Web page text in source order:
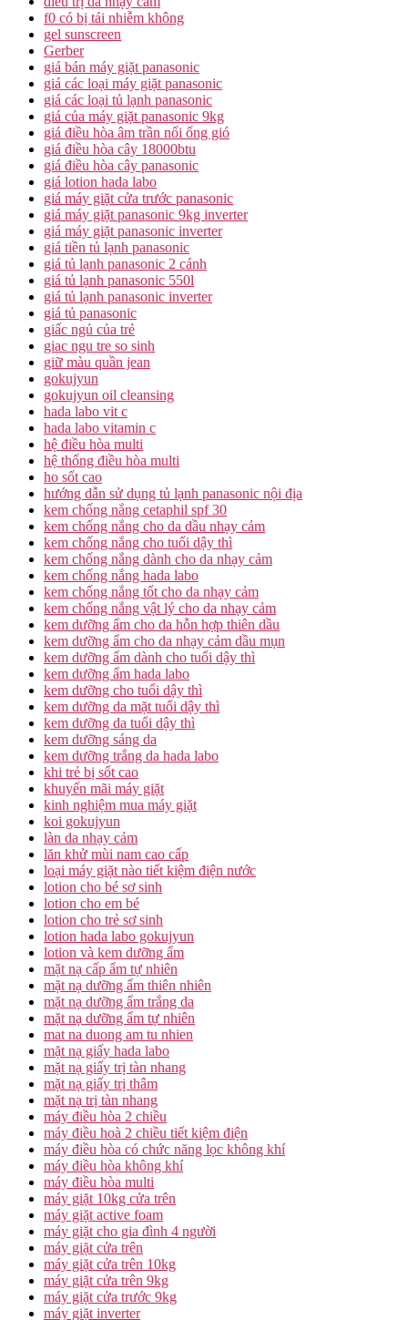
f0 có bị tái nhiễm không
gel sunscreen
Gerber
giá bán máy giặt panasonic
giá các loại máy giặt panasonic
giá các loại tủ lạnh panasonic
giá của máy giặt panasonic 9kg
giá điều hòa âm trần nối ống gió
giá điều hòa cây 18000btu
giá điều hòa cây panasonic
giá lotion hada labo
giá máy giặt cửa trước panasonic
giá máy giặt panasonic 9kg inverter
giá máy giặt panasonic inverter
giá tiền tủ lạnh panasonic
giá tủ lạnh panasonic 2 cánh
giá tủ lạnh panasonic 550l
giá tủ lạnh panasonic inverter
giá tủ panasonic
giấc ngủ của trẻ
giac ngu tre so sinh
giữ màu quần jean
gokujyun
gokujyun oil cleansing
hada labo vit c
hada labo vitamin c
hệ điều hòa multi
hệ thống điều hòa multi
ho sốt cao
hướng dẫn sử dụng tủ lạnh panasonic nội địa
kem chống nắng cetaphil spf 30
kem chống nắng cho da dầu nhạy cảm
kem chống nắng cho tuổi dậy thì
kem chống nắng dành cho da nhạy cảm
kem chống nắng hada labo
kem chống nắng tốt cho da nhạy cảm
kem chống nắng vật lý cho da nhạy cảm
kem dưỡng ẩm cho da hỗn hợp thiên dầu
kem dưỡng ẩm cho da nhạy cảm dầu mụn
kem dưỡng ẩm dành cho tuổi dậy thì
kem dưỡng ẩm hada labo
kem dưỡng cho tuổi dậy thì
kem dưỡng da mặt tuổi dậy thì
kem dưỡng da tuổi dậy thì
kem dưỡng sáng da
kem dưỡng trắng da hada labo
khi trẻ bị sốt cao
khuyến mãi máy giặt
kinh nghiệm mua máy giặt
koi gokujyun
làn da nhạy cảm
lăn khử mùi nam cao cấp
loại máy giặt nào tiết kiệm điện nước
lotion cho bé sơ sinh
lotion cho em bé
lotion cho trẻ sơ sinh
lotion hada labo gokujyun
lotion và kem dưỡng ẩm
mặt nạ cấp ẩm tự nhiên
mặt nạ dưỡng ẩm thiên nhiên
mặt nạ dưỡng ẩm trắng da
mặt nạ dưỡng ẩm tự nhiên
mat na duong am tu nhien
mặt nạ giấy hada labo
mặt nạ giấy trị tàn nhang
mặt nạ giấy trị thâm
mặt nạ trị tàn nhang
máy điều hòa 2 chiều
máy điều hoà 2 chiều tiết kiệm điện
máy điều hòa có chức năng lọc không khí
máy điều hòa không khí
máy điều hòa multi
máy giặt 10kg cửa trên
máy giặt active foam
máy giặt cho gia đình 4 người
máy giặt cửa trên
máy giặt cửa trên 10kg
máy giặt cửa trên 9kg
máy giặt cửa trước 9kg
máy giặt inverter